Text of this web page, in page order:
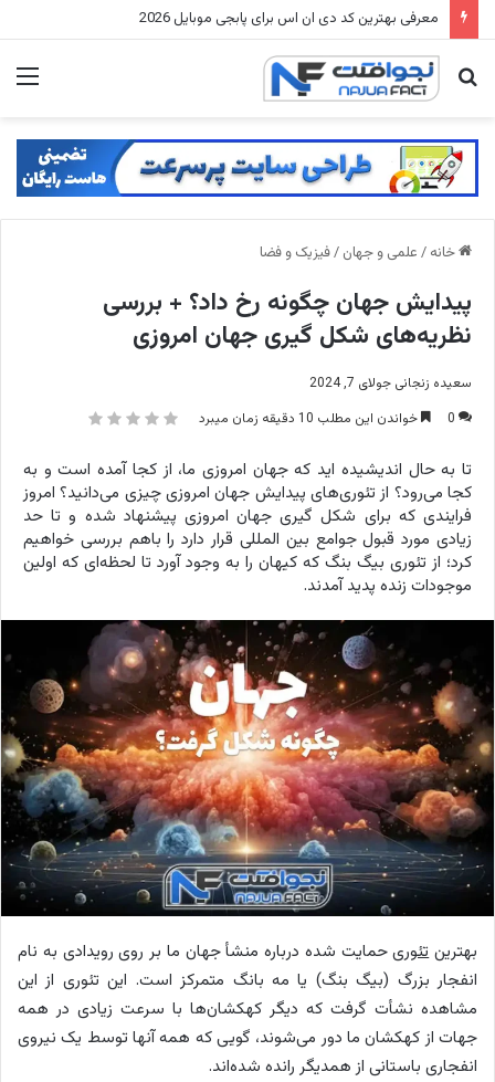
لیفت صورت بدون جراحی، با کانسیلر + بیوتی بلندر لیفت انجام بده
جستجو
برای
خانه / علمی و جهان /فیزیک و فضا
پیدایش جهان چگونه رخ داد؟ + بررسی
نظریه‌های شکل گیری جهان امروزی
سعیده زنجانی جولای 7, 2024
0
خواندن این مطلب 10 دقیقه زمان میبرد
تا به حال اندیشیده اید که جهان امروزی ما، از کجا آمده است و به
کجا می‌رود؟ از تئوری‌های پیدایش جهان امروزی چیزی می‌دانید؟ امروز
فرایندی که برای شکل گیری جهان امروزی پیشنهاد شده و تا حد
زیادی مورد قبول جوامع بین المللی قرار دارد را باهم بررسی خواهیم
کرد؛ از تئوری بیگ بنگ که کیهان را به وجود آورد تا لحظه‌ای که اولین
موجودات زنده پدید آمدند.
بهترینتئوریحمایت شده درباره منشأ جهان ما بر روی رویدادی به نام
انفجار بزرگ (بیگ بنگ) یا مه بانگ متمرکز است. این تئوری از این
مشاهده نشأت گرفت که دیگر کهکشان‌ها با سرعت زیادی در همه
جهات از کهکشان ما دور می‌شوند، گویی که همه آنها توسط یک نیروی
انفجاری باستانی از همدیگر رانده شده‌اند.